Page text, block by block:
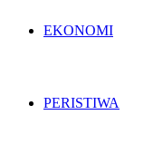
EKONOMI
PERISTIWA